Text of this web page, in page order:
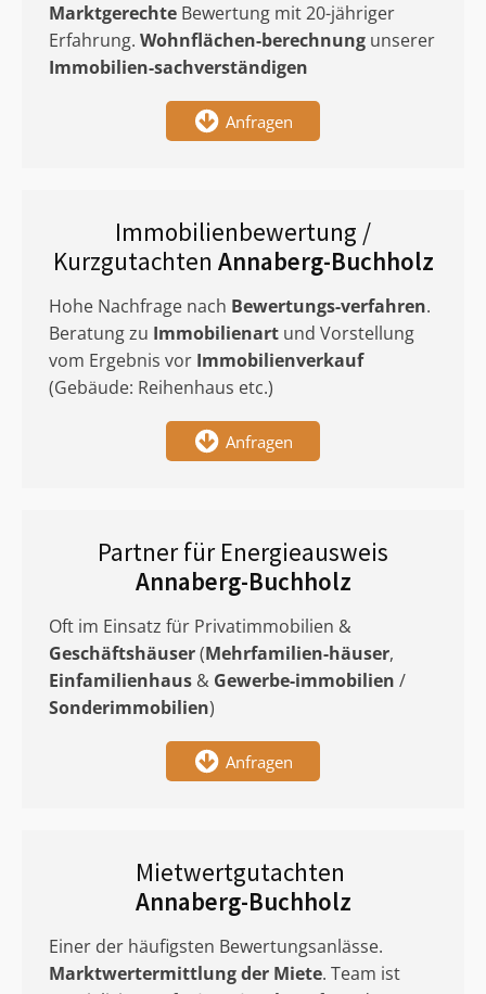
Marktgerechte Bewertung mit 20-jähriger
Erfahrung. Wohnflächen-berechnung unserer
Immobilien-sachverständigen
Anfragen
Immobilienbewertung /
Kurzgutachten Annaberg-Buchholz
Hohe Nachfrage nach Bewertungs-verfahren.
Beratung zu Immobilienart und Vorstellung
vom Ergebnis vor Immobilienverkauf
(Gebäude: Reihenhaus etc.)
Anfragen
Partner für Energieausweis
Annaberg-Buchholz
Oft im Einsatz für Privatimmobilien &
Geschäftshäuser(Mehrfamilien-häuser,
Einfamilienhaus & Gewerbe-immobilien /
Sonderimmobilien)
Anfragen
Mietwertgutachten
Annaberg-Buchholz
Einer der häufigsten Bewertungsanlässe.
Marktwertermittlungder Miete. Team ist